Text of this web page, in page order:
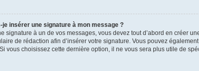
je insérer une signature à mon message ?
signature à un de vos messages, vous devez tout d’abord en créer
de rédaction afin d’insérer votre signature. Vous pouvez
vous choisissez cette dernière option, il ne vous sera plus utile de